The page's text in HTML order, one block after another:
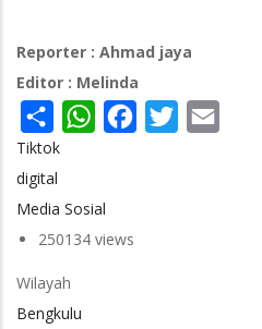
Reporter : Ahmad jaya
Editor : Melinda
Share WhatsAppFacebook
Twitter
Tiktok
digital
Media Sosial
250134 views
Wilayah
Bengkulu